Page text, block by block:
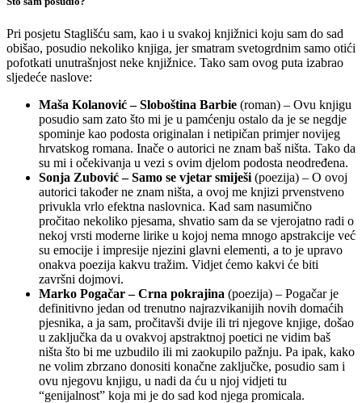
Pri posjetu Staglišću sam, kao i u svakoj knjižnici koju sam do sad
obišao, posudio nekoliko knjiga, jer smatram svetogrdnim samo otići
pofotkati unutrašnjost neke knjižnice. Tako sam ovog puta izabrao
sljedeće naslove:
Maša Kolanović – Sloboština Barbie (roman) – Ovu knjigu
posudio sam zato što mi je u pamćenju ostalo da je se negdje
spominje kao podosta originalan i netipičan primjer novijeg
hrvatskog romana. Inače o autorici ne znam baš ništa. Tako da
su mi i očekivanja u vezi s ovim djelom podosta neodređena.
Sonja Zubović – Samo se vjetar smiješi (poezija) – O ovoj
autorici također ne znam ništa, a ovoj me knjizi prvenstveno
privukla vrlo efektna naslovnica. Kad sam nasumično
pročitao nekoliko pjesama, shvatio sam da se vjerojatno radi o
nekoj vrsti moderne lirike u kojoj nema mnogo apstrakcije već
su emocije i impresije njezini glavni elementi, a to je upravo
onakva poezija kakvu tražim. Vidjet ćemo kakvi će biti
završni dojmovi.
Marko Pogačar – Crna pokrajina (poezija) – Pogačar je
definitivno jedan od trenutno najrazvikanijih novih domaćih
pjesnika, a ja sam, pročitavši dvije ili tri njegove knjige, došao
u zaključka da u ovakvoj apstraktnoj poetici ne vidim baš
ništa što bi me uzbudilo ili mi zaokupilo pažnju. Pa ipak, kako
ne volim zbrzano donositi konačne zaključke, posudio sam i
ovu njegovu knjigu, u nadi da ću u njoj vidjeti tu
“genijalnost” koja mi je do sad kod njega promicala.